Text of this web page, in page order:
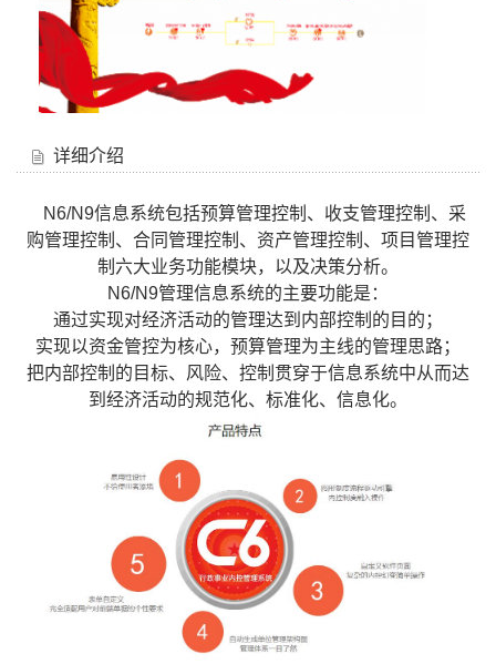
详细介绍
N6/N9信息系统包括预算管理控制、收支管理控制、采
购管理控制、合同管理控制、资产管理控制、项目管理控
制六大业务功能模块，以及决策分析。
N6/N9管理信息系统的主要功能是：
通过实现对经济活动的管理达到内部控制的目的；
实现以资金管控为核心，预算管理为主线的管理思路；
把内部控制的目标、风险、控制贯穿于信息系统中从而达
到经济活动的规范化、标准化、信息化。